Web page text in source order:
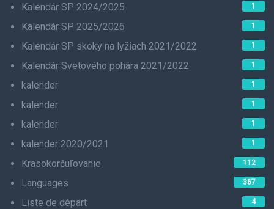
Kalendár SP 2024/2025 1
Kalendár SP 2025/2026 1
Kalendár SP skoky na lyžiach 2021/2022 1
Kalendár Svetového pohára 2021/2022 1
kalender 1
kalender 1
kalender 1
kalender 2020/2021 1
Krasokorčuľovanie 112
Languages 367
Liste de départ 4